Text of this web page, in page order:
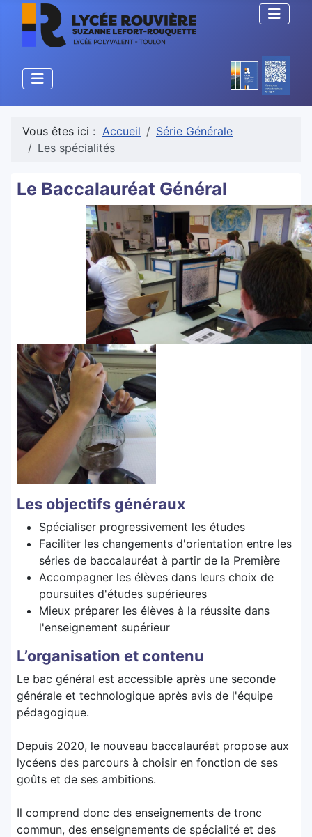
Vous êtes ici : Accueil
Série Générale
Les spécialités
Le Baccalauréat Général
Les objectifs généraux
Spécialiser progressivement les études
Faciliter les changements d'orientation entre les
séries de baccalauréat à partir de la Première
Accompagner les élèves dans leurs choix de
poursuites d'études supérieures
Mieux préparer les élèves à la réussite dans
l'enseignement supérieur
L’organisation et contenu
Le bac général est accessible après une seconde
générale et technologique après avis de l'équipe
pédagogique.
Depuis 2020, le nouveau baccalauréat propose aux
lycéens des parcours à choisir en fonction de ses
goûts et de ses ambitions.
Il comprend donc des enseignements de tronc
commun, des enseignements de spécialité et des